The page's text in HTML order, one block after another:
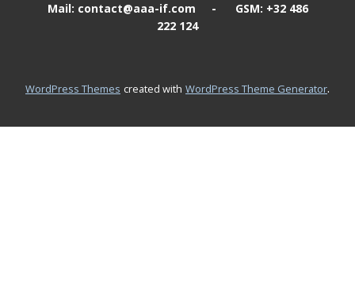
Mail: contact@aaa-if.com
-
GSM: +32 486
222 124
WordPress Themes created with WordPress Theme Generator.